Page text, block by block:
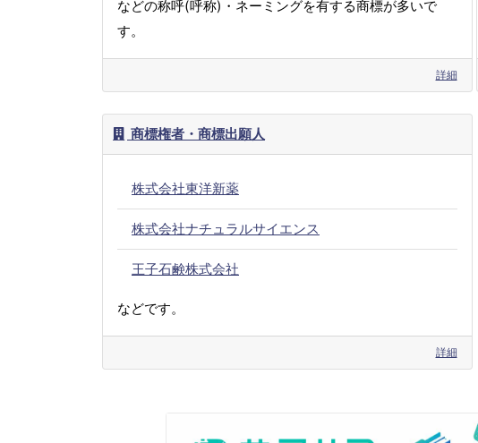
などの称呼(呼称)・ネーミングを有する商標が多いで
す。
詳細
商標権者・商標出願人
株式会社東洋新薬
株式会社ナチュラルサイエンス
王子石鹸株式会社
などです。
詳細